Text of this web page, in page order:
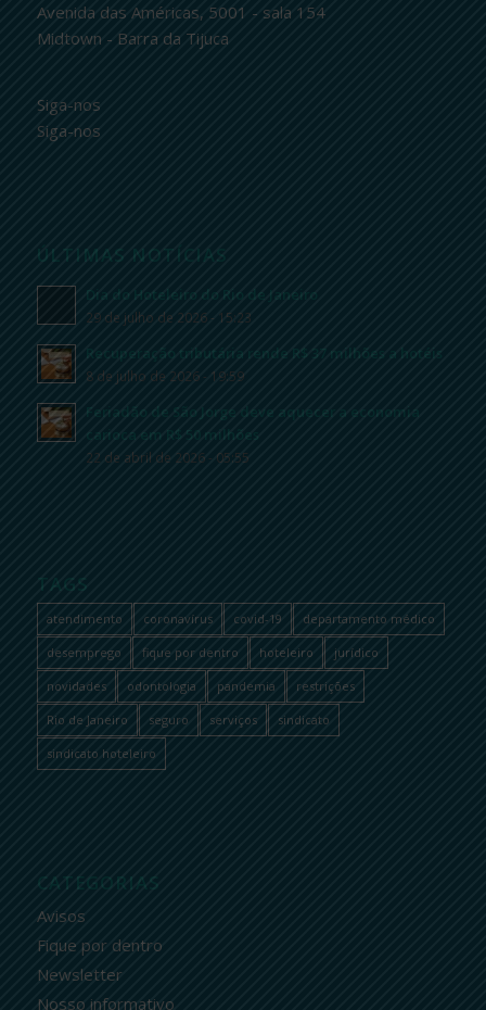
Avenida das Américas, 5001 - sala 154
Midtown - Barra da Tijuca
Siga-nos
Siga-nos
ÚLTIMAS NOTÍCIAS
Dia do Hoteleiro do Rio de Janeiro
29 de julho de 2026 - 15:23
Recuperação tributária rende R$ 37 milhões a hotéis
8 de julho de 2026 - 19:59
Feriadão de São Jorge deve aquecer a economia
carioca em R$ 50 milhões
22 de abril de 2026 - 05:55
TAGS
atendimento coronavírus covid-19 departamento médico
desemprego fique por dentro hoteleiro jurídico
novidades odontologia pandemia restrições
Rio de Janeiro seguro serviços sindicato
sindicato hoteleiro
CATEGORIAS
Avisos
Fique por dentro
Newsletter
Nosso informativo